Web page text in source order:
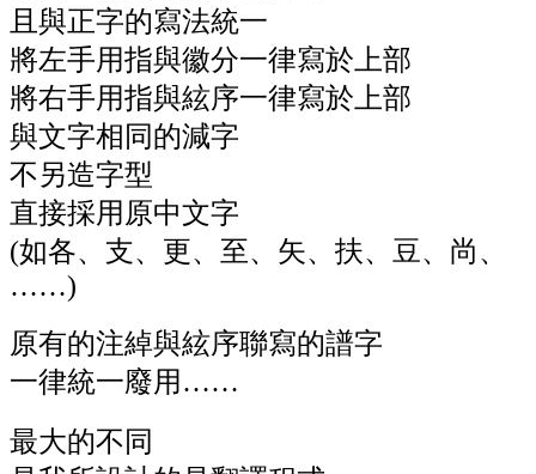
且與正字的寫法統一
將左手用指與徽分一律寫於上部
將右手用指與絃序一律寫於上部
與文字相同的減字
不另造字型
直接採用原中文字
(如各、支、更、至、矢、扶、豆、尚、
……)
原有的注綽與絃序聯寫的譜字
一律統一廢用……
最大的不同